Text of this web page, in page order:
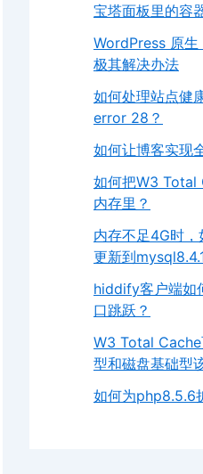
宝塔面板里的容
WordPress 原
极其解决办法
如何处理站点健
error 28？
如何让博客实现
如何把W3 Total
内存里？
内存不足4G时
更新到
hiddify客户端如
口跳跃？
W3 Total Cache
型和磁盘基础型
如何为php8.5.6